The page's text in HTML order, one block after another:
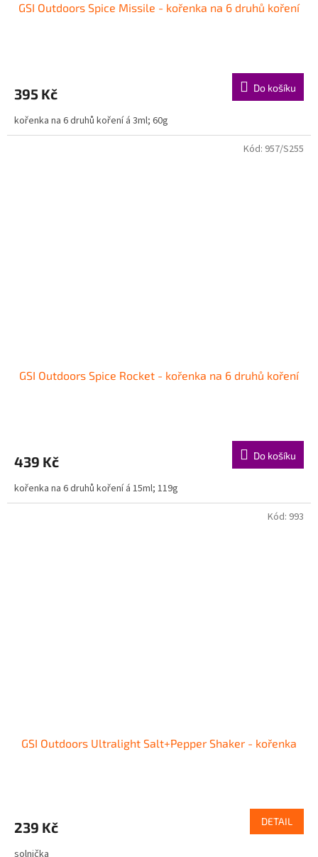
GSI Outdoors Spice Missile - kořenka na 6 druhů koření
395 Kč Do košíku
kořenka na 6 druhů koření á 3ml; 60g
GSI Outdoors Spice Rocket - kořenka na 6 druhů koření
439 Kč Do košíku
kořenka na 6 druhů koření á 15ml; 119g
Kód: 957/S255
GSI Outdoors Ultralight Salt+Pepper Shaker - kořenka
239 Kč DETAIL
solnička
Kód: 993